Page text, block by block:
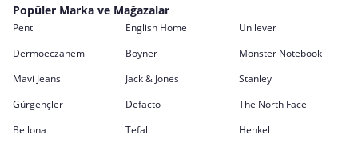
Popüler Marka ve Mağazalar
Penti English Home
Unilever
Dermoeczanem
Boyner
Monster Notebook
Mavi Jeans
Jack & Jones
Stanley
Gürgençler
Defacto
The North Face
Bellona
Tefal
Henkel